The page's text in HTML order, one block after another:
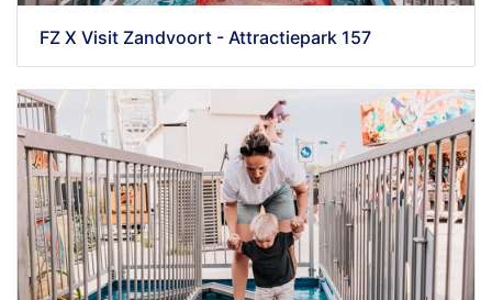
FZ X Visit Zandvoort - Attractiepark 157